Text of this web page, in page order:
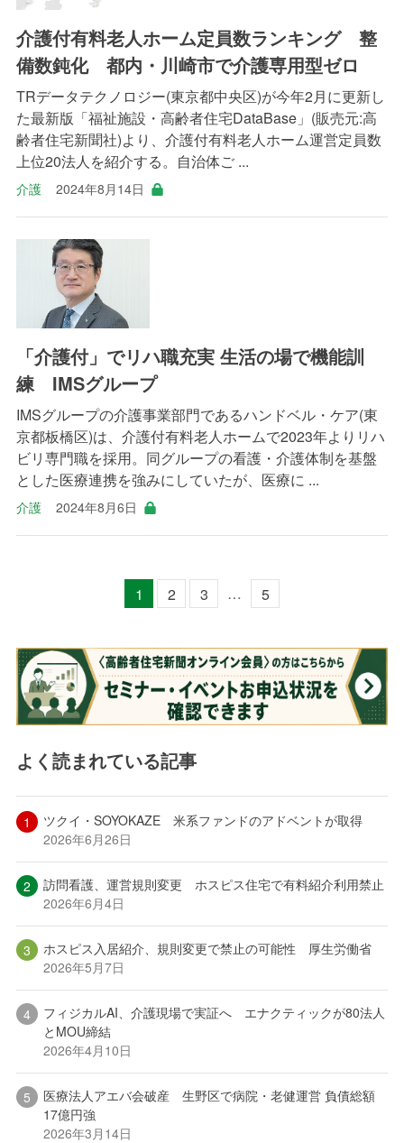
介護付有料老人ホーム定員数ランキング 整
備数鈍化 都内・川崎市で介護専用型ゼロ
TRデータテクノロジー(東京都中央区)が今年2月に更新し
た最新版「福祉施設・高齢者住宅DataBase」(販売元:高
齢者住宅新聞社)より、介護付有料老人ホーム運営定員数
上位20法人を紹介する。自治体ご ...
介護 2024年8月14日
「介護付」でリハ職充実 生活の場で機能訓
練 IMSグループ
IMSグループの介護事業部門であるハンドベル・ケア(東
京都板橋区)は、介護付有料老人ホームで2023年よりリハ
ビリ専門職を採用。同グループの看護・介護体制を基盤
とした医療連携を強みにしていたが、医療に ...
介護 2024年8月6日
1 2 3 … 5
よく読まれている記事
ツクイ・SOYOKAZE 米系ファンドのアドベントが取得
2026年6月26日
訪問看護、運営規則変更 ホスピス住宅で有料紹介利用禁止
2026年6月4日
ホスピス入居紹介、規則変更で禁止の可能性 厚生労働省
2026年5月7日
フィジカルAI、介護現場で実証へ エナクティックが80法人
とMOU締結
2026年4月10日
医療法人アエバ会破産 生野区で病院・老健運営 負債総額
17億円強
2026年3月14日